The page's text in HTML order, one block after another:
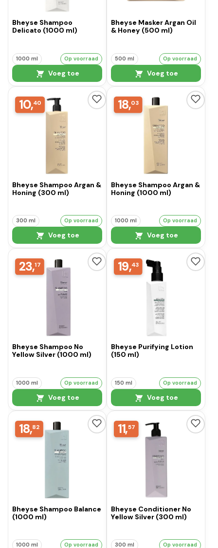
Bheyse Shampoo
Delicato (1000 ml)
1000 ml Op voorraad
Voeg toe
Bheyse Masker Argan Oil
& Honey (500 ml)
500 ml Op voorraad
Voeg toe
10,40
Bheyse Shampoo Argan &
Honing (300 ml)
300 ml Op voorraad
Voeg toe
18,03
Bheyse Shampoo Argan &
Honing (1000 ml)
1000 ml Op voorraad
Voeg toe
23,17
Bheyse Shampoo No
Yellow Silver (1000 ml)
1000 ml Op voorraad
Voeg toe
19,43
Bheyse Purifying Lotion
(150 ml)
150 ml Op voorraad
Voeg toe
18,82
Bheyse Shampoo Balance
(1000 ml)
1000 ml Op voorraad
11,57
Bheyse Conditioner No
Yellow Silver (300 ml)
300 ml Op voorraad